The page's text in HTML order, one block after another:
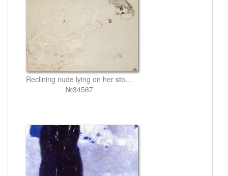
Reclining nude lying on her stomach and facing right
№34567